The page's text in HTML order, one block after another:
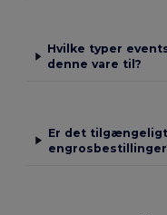
Hvilke typer
denne vare til?
Er det